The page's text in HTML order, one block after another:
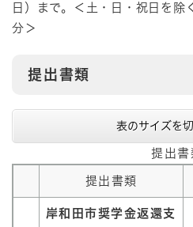
日）まで。＜土・日・祝日を
分＞
提出書類
表のサイズを
提出書
提出書類
岸和田市奨学金返還支